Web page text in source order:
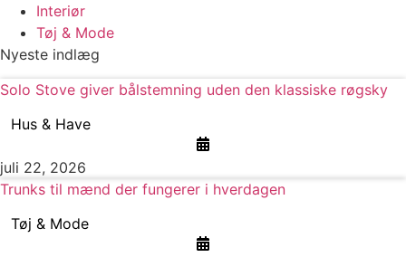
Interiør
Tøj & Mode
Nyeste indlæg
Solo Stove giver bålstemning uden den klassiske røgsky
Hus & Have
juli 22, 2026
Trunks til mænd der fungerer i hverdagen
Tøj & Mode